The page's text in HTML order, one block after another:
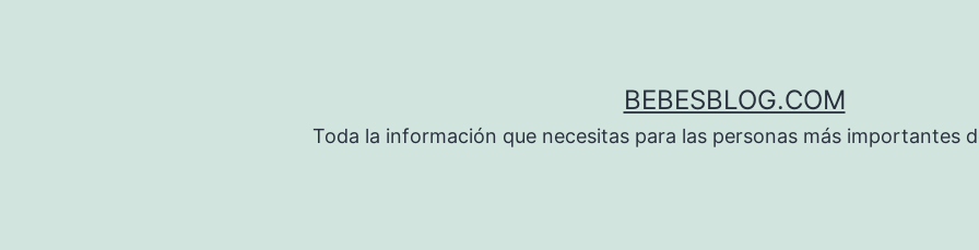
BEBESBLOG.COM
Toda la información que necesitas para las personas más importantes